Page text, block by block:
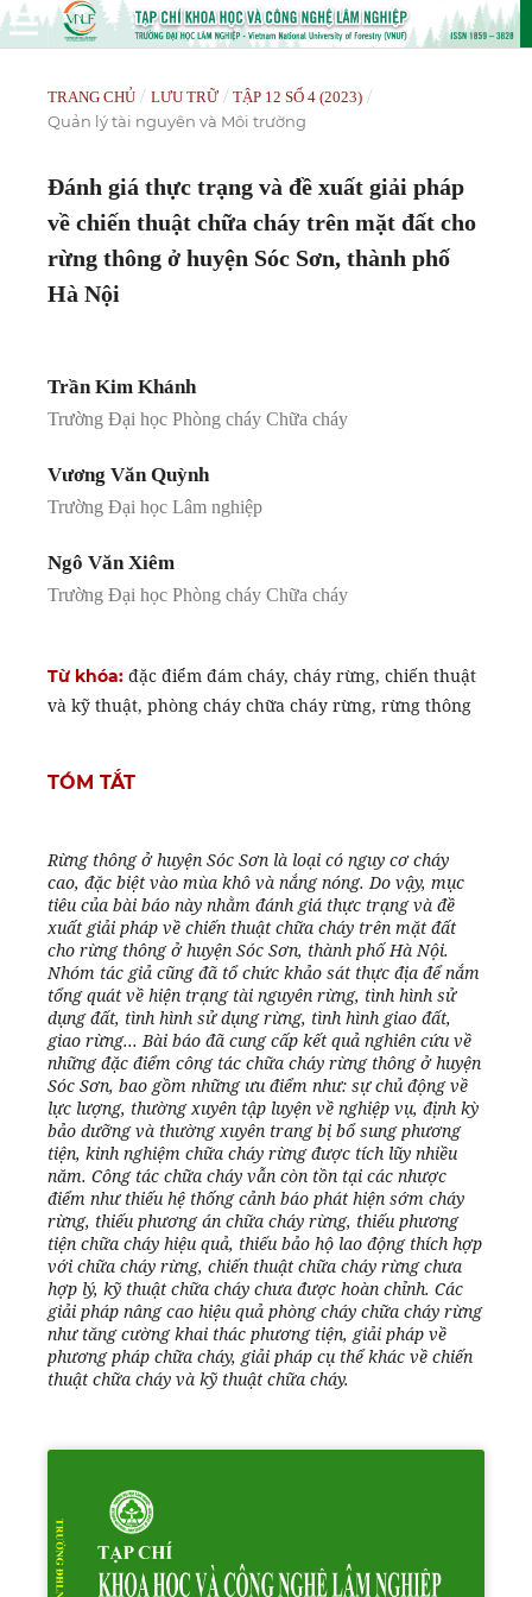
TRANG CHỦ / LƯU TRỮ / TẬP 12 SỐ 4 (2023) /
Quản lý tài nguyên và Môi trường
Đánh giá thực trạng và đề xuất giải pháp
về chiến thuật chữa cháy trên mặt đất cho
rừng thông ở huyện Sóc Sơn, thành phố
Hà Nội
Trần Kim Khánh
Trường Đại học Phòng cháy Chữa cháy
Vương Văn Quỳnh
Trường Đại học Lâm nghiệp
Ngô Văn Xiêm
Trường Đại học Phòng cháy Chữa cháy
Từ khóa: đặc điểm đám cháy, cháy rừng, chiến thuật
và kỹ thuật, phòng cháy chữa cháy rừng, rừng thông
TÓM TẮT
Rừng thông ở huyện Sóc Sơn là loại có nguy cơ cháy
cao, đặc biệt vào mùa khô và nắng nóng. Do vậy, mục
tiêu của bài báo này nhằm đánh giá thực trạng và đề
xuất giải pháp về chiến thuật chữa cháy trên mặt đất
cho rừng thông ở huyện Sóc Sơn, thành phố Hà Nội.
Nhóm tác giả cũng đã tổ chức khảo sát thực địa để nắm
tổng quát về hiện trạng tài nguyên rừng, tình hình sử
dụng đất, tình hình sử dụng rừng, tình hình giao đất,
giao rừng... Bài báo đã cung cấp kết quả nghiên cứu về
những đặc điểm công tác chữa cháy rừng thông ở huyện
Sóc Sơn, bao gồm những ưu điểm như: sự chủ động về
lực lượng, thường xuyên tập luyện về nghiệp vụ, định kỳ
bảo dưỡng và thường xuyên trang bị bổ sung phương
tiện, kinh nghiệm chữa cháy rừng được tích lũy nhiều
năm. Công tác chữa cháy vẫn còn tồn tại các nhược
điểm như thiếu hệ thống cảnh báo phát hiện sớm cháy
rừng, thiếu phương án chữa cháy rừng, thiếu phương
tiện chữa cháy hiệu quả, thiếu bảo hộ lao động thích hợp
với chữa cháy rừng, chiến thuật chữa cháy rừng chưa
hợp lý, kỹ thuật chữa cháy chưa được hoàn chỉnh. Các
giải pháp nâng cao hiệu quả phòng cháy chữa cháy rừng
như tăng cường khai thác phương tiện, giải pháp về
phương pháp chữa cháy, giải pháp cụ thể khác về chiến
thuật chữa cháy và kỹ thuật chữa cháy.